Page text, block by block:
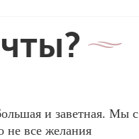
и заветная. Мы с
не все желания